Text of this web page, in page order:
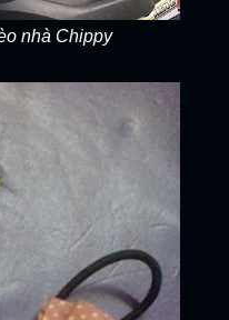
nhà Chippy